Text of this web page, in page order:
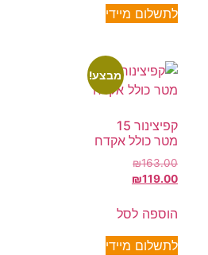
לתשלום מיידי
מבצע!
קפיצינור 15
מטר כולל אקדח
₪163.00
₪119.00
הוספה לסל
לתשלום מיידי